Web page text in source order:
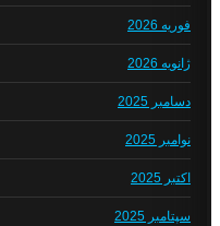
فوریه 2026
ژانویه 2026
دسامبر 2025
نوامبر 2025
اکتبر 2025
سپتامبر 2025